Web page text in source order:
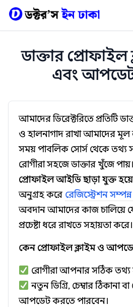
ডাক্তার
এবং
আমাদের ডিরেক্টরিতে প্রতিটি
ও হালনাগাদ রাখা আমাদের
সময় পাবলিক সোর্স থেকে তথ্য
রোগীরা সহজে ডাক্তার খুঁজে
প্রোফাইল আইডি ছাড়া যুক্ত
অনুগ্রহ করে রেজিস্ট্রেশন
অবদান আমাদের কাজ চালিয়ে
প্রচেষ্টা ধরে রাখতে সহায়তা করে।
কেন প্রোফাইল ক্লাইম ও
রোগীরা আপনার সঠিক তথ্য
নতুন ডিগ্রি, চেম্বার ঠিকানা
আপডেট করতে পারবেন।